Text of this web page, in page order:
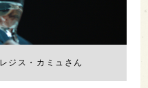
ジス・カミュさん